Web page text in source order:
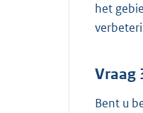
het
Vraag
Bent u